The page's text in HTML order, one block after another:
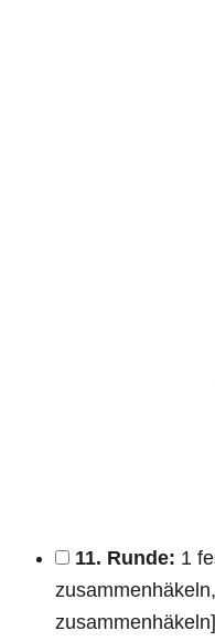
11. Runde: 1